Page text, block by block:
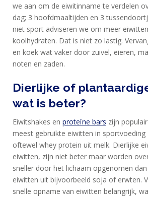
we aan om de eiwitinname te verdelen
dag; 3 hoofdmaaltijden en 3
niet sport adviseren we om meer
koolhydraten. Dat is niet zo lastig.
en koek wat vaker door zuivel, eieren,
noten en zaden.
Dierlijke of
wat is beter?
Eiwitshakes en proteïne bars zijn
meest gebruikte eiwitten in sportvoeding
oftewel whey protein uit melk. Dierlijke
eiwitten, zijn niet beter maar worden
sneller door het lichaam opgenomen
eiwitten uit bijvoorbeeld soja of erwten.
snelle opname van eiwitten belangrijk,